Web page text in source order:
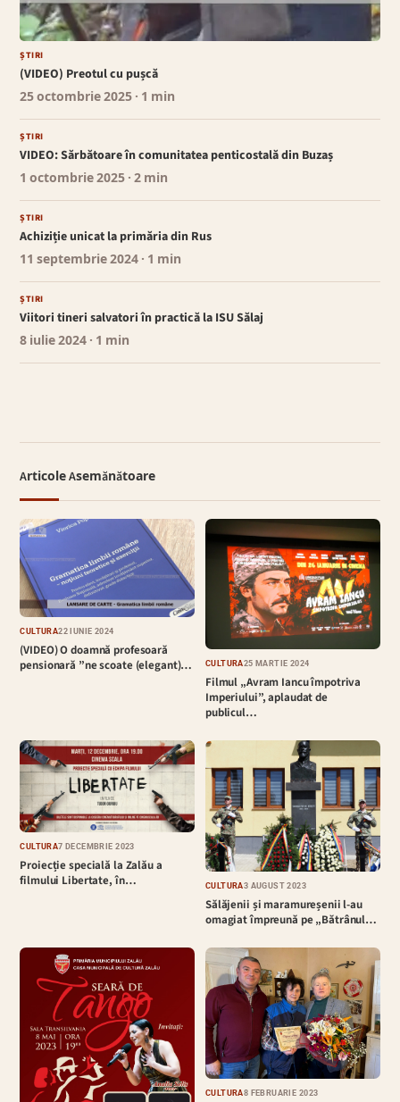
ȘTIRI
(VIDEO) Preotul cu pușcă
25 octombrie 2025 · 1 min
ȘTIRI
VIDEO: Sărbătoare în comunitatea penticostală din Buzaș
1 octombrie 2025 · 2 min
ȘTIRI
Achiziție unicat la primăria din Rus
11 septembrie 2024 · 1 min
ȘTIRI
Viitori tineri salvatori în practică la ISU Sălaj
8 iulie 2024 · 1 min
Articole Asemănătoare
CULTURĂ22 IUNIE 2024
(VIDEO) O doamnă profesoară
pensionară ”ne scoate (elegant)…
CULTURĂ25 MARTIE 2024
Filmul „Avram Iancu împotriva
Imperiului”, aplaudat de
publicul…
CULTURĂ7 DECEMBRIE 2023
Proiecție specială la Zalău a
filmului Libertate, în…
CULTURĂ3 AUGUST 2023
Sălăjenii și maramureșenii l-au
omagiat împreună pe „Bătrânul…
CULTURĂ8 FEBRUARIE 2023